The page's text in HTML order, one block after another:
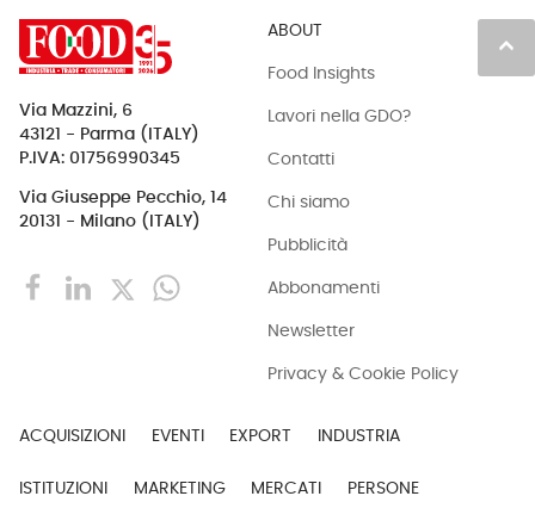
keyboard_arrow_up
Via Mazzini, 6
43121 - Parma (ITALY)
P.IVA: 01756990345
Via Giuseppe Pecchio, 14
20131 - Milano (ITALY)
ABOUT
Food Insights
Lavori nella GDO?
Contatti
Chi siamo
Pubblicità
Abbonamenti
Newsletter
Privacy & Cookie Policy
ACQUISIZIONI EVENTI EXPORT INDUSTRIA
ISTITUZIONI MARKETING MERCATI PERSONE